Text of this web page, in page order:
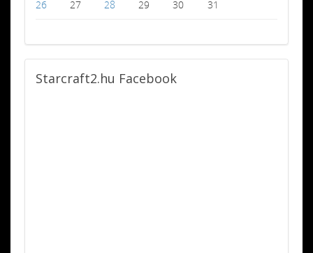
26 27 28 29 30 31
Starcraft2.hu Facebook